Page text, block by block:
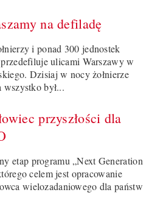
na defiladę
i ponad 300 jednostek
ulicami Warszawy w
Dzisiaj w nocy żołnierze
był...
przyszłości dla
etap programu „Next Generation
celem jest opracowanie
wielozadaniowego dla państw